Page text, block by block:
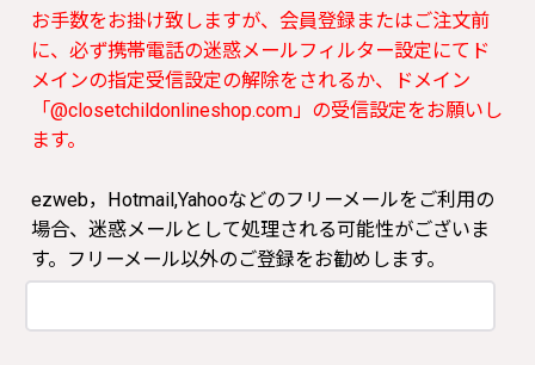
お手数をお掛け致しますが、会員登録またはご注文前
に、必ず携帯電話の迷惑メールフィルター設定にてド
メインの指定受信設定の解除をされるか、ドメイン
「@closetchildonlineshop.com」の受信設定をお願いし
ます。
ezweb，Hotmail,Yahooなどのフリーメールをご利用の
場合、迷惑メールとして処理される可能性がございま
す。フリーメール以外のご登録をお勧めします。